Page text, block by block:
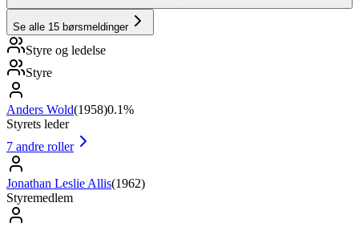
Se alle 15 børsmeldinger
Styre og ledelse
Styre
Anders Wold(1958)0.1%
Styrets leder
7 andre roller
Jonathan Leslie Allis(1962)
Styremedlem